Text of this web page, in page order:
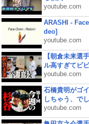
youtube.com
ARASHI -
deo]
youtube.com
【朝倉未来選
ル高すぎてビ
youtube.com
石橋貴明がゴ
しちゃう、で
youtube.com